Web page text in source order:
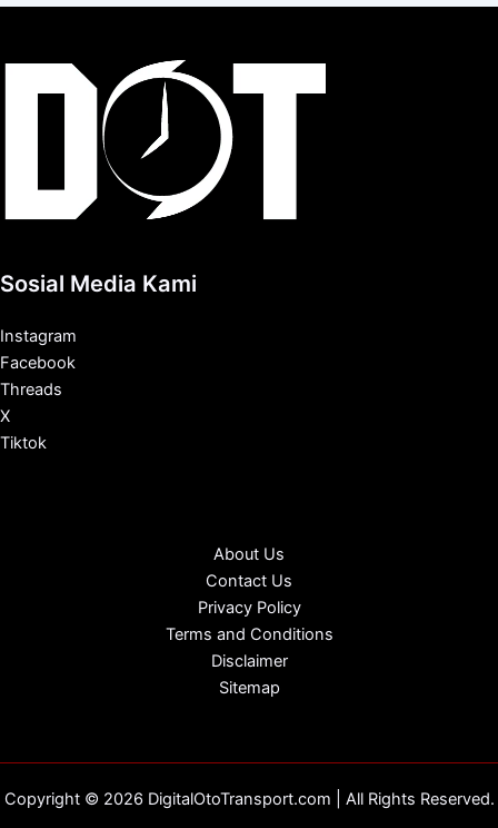
Sosial Media Kami
Instagram
Facebook
Threads
X
Tiktok
About Us
Contact Us
Privacy Policy
Terms and Conditions
Disclaimer
Sitemap
Copyright © 2026 DigitalOtoTransport.com | All Rights Reserved.